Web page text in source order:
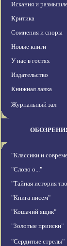
Искания и
Критика
Сомнения и споры
Новые книги
У нас в гостях
Издательство
Книжная лавка
Журнальный зал
"Классики и
"Слово о..."
"Тайная история
"Книга писем"
"Кошачий ящик"
"Золотые прииски"
"Сердитые стрелы"